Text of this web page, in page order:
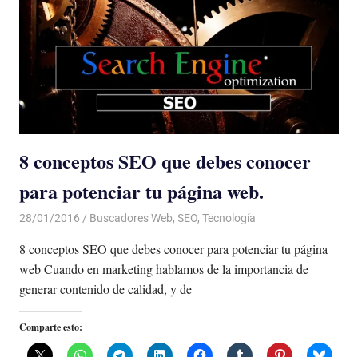
8 conceptos SEO que debes conocer
para potenciar tu página web.
28/01/2016 Luis Castellanos
Buscadores Web, SEO, Tecnología
8 conceptos SEO que debes conocer para potenciar tu página
web Cuando en marketing hablamos de la importancia de
generar contenido de calidad, y de
Comparte esto: